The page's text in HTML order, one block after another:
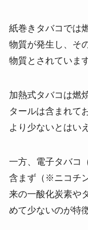
紙巻きタバコでは
物質が発生し、そ
物質とされています​
加熱式タバコは燃
タールは含まれて
より少ないとはい
一方、電子タバコ
含まず（※ニコチ
来の一酸化炭素や
めて少ないのが特